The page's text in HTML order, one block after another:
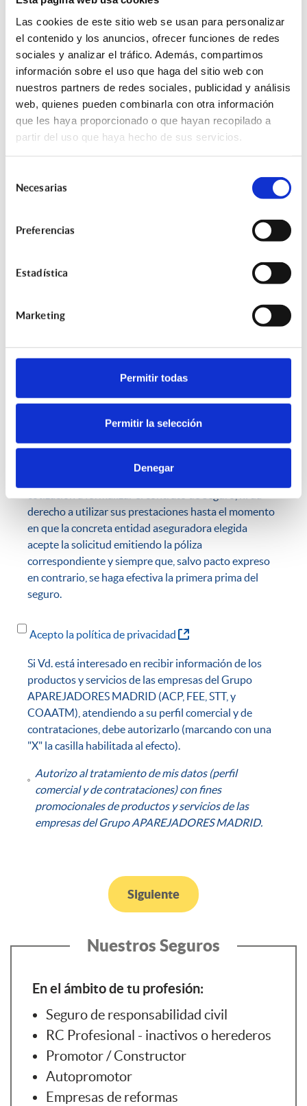
Las cookies de este sitio web se usan para personalizar
el contenido y los anuncios, ofrecer funciones de redes
sociales y analizar el tráfico. Además, compartimos
información sobre el uso que haga del sitio web con
nuestros partners de redes sociales, publicidad y análisis
web, quienes pueden combinarla con otra información
que les haya proporcionado o que hayan recopilado a
partir del uso que haya hecho de sus servicios.
Necesarias
Preferencias
Estadística
Marketing
Permitir todas
Permitir la selección
Denegar
Requerido
Política de privacidad
Le manifestamos que la oferta a efectuar, base de la
póliza a referenciar, será consecuencia de nuestro
asesoramiento independiente y objetivo, basado en el
distintas entidades aseguradoras, siendo según
nuestro criterio profesional, la que mejor se adapta a
tanto la información aportada por el interesado, como
aseguradora en este tipo de seguros.
que reciba la oferta. Transcurrido dicho periodo sin
que haya contratado la póliza, la oferta perderá toda
su validez y eficacia, no siendo vinculante para
Asimismo, le informamos que su solicitud no obliga a
derecho a utilizar sus prestaciones hasta el momento
en que la concreta entidad aseguradora elegida
acepte la solicitud emitiendo la póliza
correspondiente y siempre que, salvo pacto expreso
en contrario, se haga efectiva la primera prima del
seguro.
Acepto la política de privacidad (Abre una nueva
Si Vd. está interesado en recibir información de los
productos y servicios de las empresas del Grupo
APAREJADORES MADRID (ACP, FEE, STT, y
COAATM), atendiendo a su perfil comercial y de
contrataciones, debe autorizarlo (marcando con una
"X" la casilla habilitada al efecto).
Autorizo al tratamiento de mis datos (perfil
comercial y de contrataciones) con fines
promocionales de productos y servicios de las
empresas del Grupo APAREJADORES MADRID.
Siguiente
Nuestros Seguros
En el ámbito de tu profesión:
Seguro de responsabilidad civil
RC Profesional - inactivos o herederos
Promotor / Constructor
Autopromotor
Empresas de reformas